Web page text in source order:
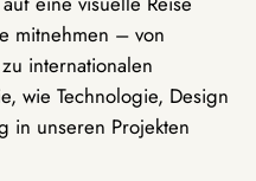
mitnehmen – von
internationalen
wie Technologie, Design
in unseren Projekten